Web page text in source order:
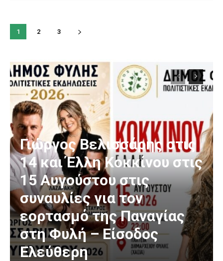
1 2 3
Γιώργος Βελισσάρης στις
14 και Έλλη Κοκκίνου στις
15 Αυγούστου στις
συναυλίες για τον
εορτασμό της Παναγίας
στη Φυλή – Είσοδος
Ελεύθερη